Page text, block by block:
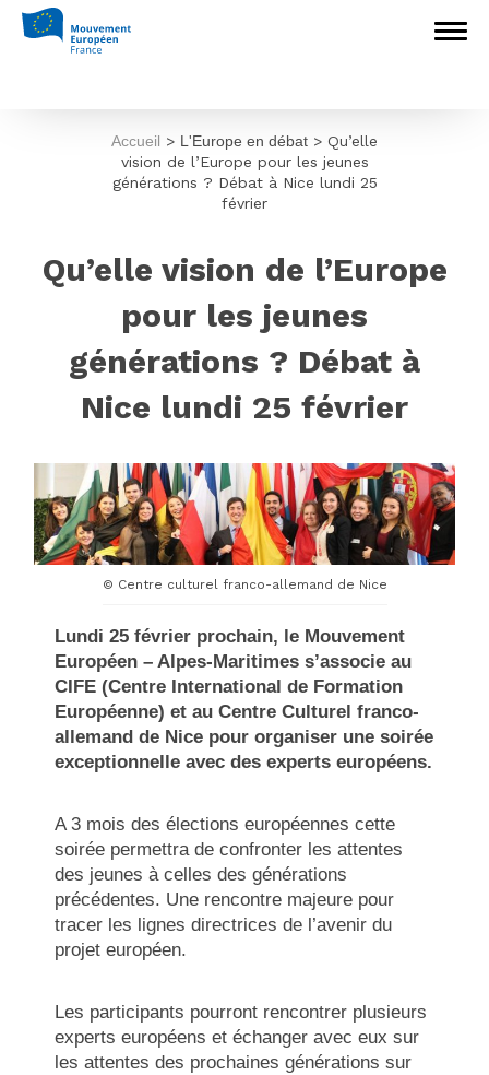
Accueil > L'Europe en débat > Qu’elle
vision de l’Europe pour les jeunes
générations ? Débat à Nice lundi 25
février
Qu’elle vision de l’Europe
pour les jeunes
générations ? Débat à
Nice lundi 25 février
© Centre culturel franco-allemand de Nice
Lundi 25 février prochain, le Mouvement
Européen – Alpes-Maritimes s’associe au
CIFE (Centre International de Formation
Européenne) et au Centre Culturel franco-
allemand de Nice pour organiser une soirée
exceptionnelle avec des experts européens.
A 3 mois des élections européennes cette
soirée permettra de confronter les attentes
des jeunes à celles des générations
précédentes. Une rencontre majeure pour
tracer les lignes directrices de l’avenir du
projet européen.
Les participants pourront rencontrer plusieurs
experts européens et échanger avec eux sur
les attentes des prochaines générations sur